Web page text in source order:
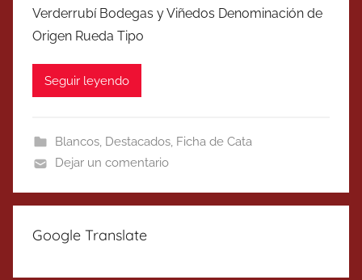
Verderrubí Bodegas y Viñedos Denominación de
Origen Rueda Tipo
Seguir leyendo
Blancos, Destacados, Ficha de Cata
Dejar un comentario
Google Translate